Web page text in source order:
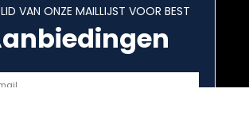
VAN ONZE MAILLIJST VOOR BEST